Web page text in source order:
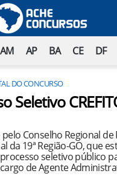
AM AP BA CE DF
DO CONCURSO
Seletivo
Conselho Regional de
da 19ª Região-GO, que
seletivo público
de Agente